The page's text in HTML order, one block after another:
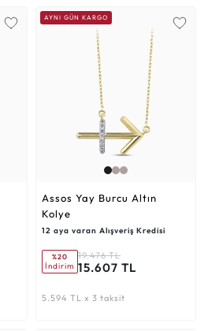
AYNI GÜN KARGO
Assos Yay Burcu Altın
Kolye
12 aya varan Alışveriş Kredisi
%20
İndirim
19.476 TL
15.607 TL
5.594 TL x 3 taksit